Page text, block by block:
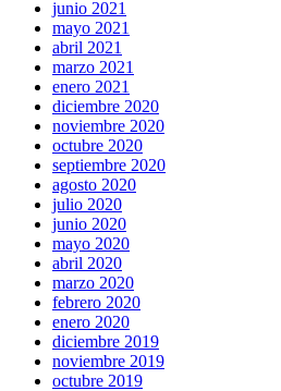
junio 2021
mayo 2021
abril 2021
marzo 2021
enero 2021
diciembre 2020
noviembre 2020
octubre 2020
septiembre 2020
agosto 2020
julio 2020
junio 2020
mayo 2020
abril 2020
marzo 2020
febrero 2020
enero 2020
diciembre 2019
noviembre 2019
octubre 2019